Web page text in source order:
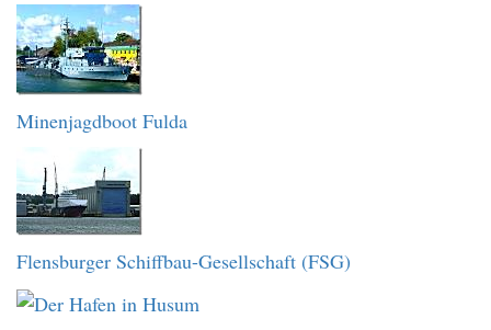
Minenjagdboot Fulda
Flensburger Schiffbau-Gesellschaft (FSG)